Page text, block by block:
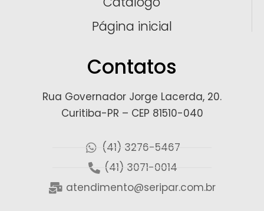
Página inicial
Contatos
Rua Governador Jorge Lacerda, 20.
Curitiba-PR – CEP 81510-040
(41) 3276-5467
(41) 3071-0014
atendimento@seripar.com.br